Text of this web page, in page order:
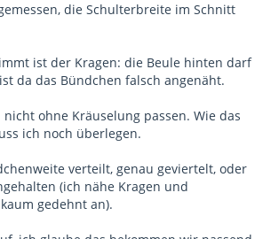
die Schulterbreite im Schnitt
ist der Kragen: die Beule hinten darf
da das Bündchen falsch angenäht.
nicht ohne Kräuselung passen. Wie das
ich noch überlegen.
verteilt, genau geviertelt, oder
(ich nähe Kragen und
gedehnt an).